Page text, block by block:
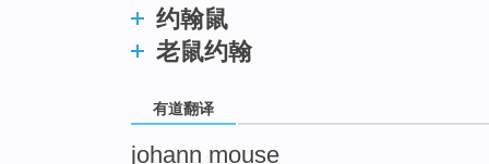
约翰鼠
老鼠约翰
有道翻译
johann mouse